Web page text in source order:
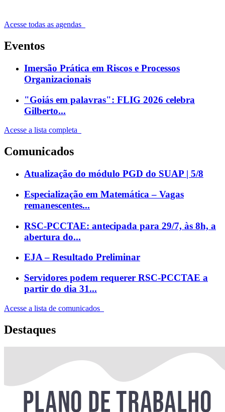
Acesse todas as agendas
Eventos
Imersão Prática em Riscos e Processos
Organizacionais
"Goiás em palavras": FLIG 2026 celebra
Gilberto...
Acesse a lista completa
Comunicados
Atualização do módulo PGD do SUAP | 5/8
Especialização em Matemática – Vagas
remanescentes...
RSC-PCCTAE: antecipada para 29/7, às 8h, a
abertura do...
EJA – Resultado Preliminar
Servidores podem requerer RSC-PCCTAE a
partir do dia 31...
Acesse a lista de comunicados
Destaques